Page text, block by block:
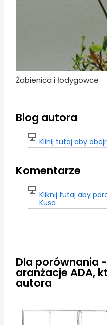
Żabienica i łodygowce
Blog autora
Klinij tutaj aby
Komentarze
Kliknij tutaj aby
Kusa
Dla porównania
aranżacje ADA,
autora